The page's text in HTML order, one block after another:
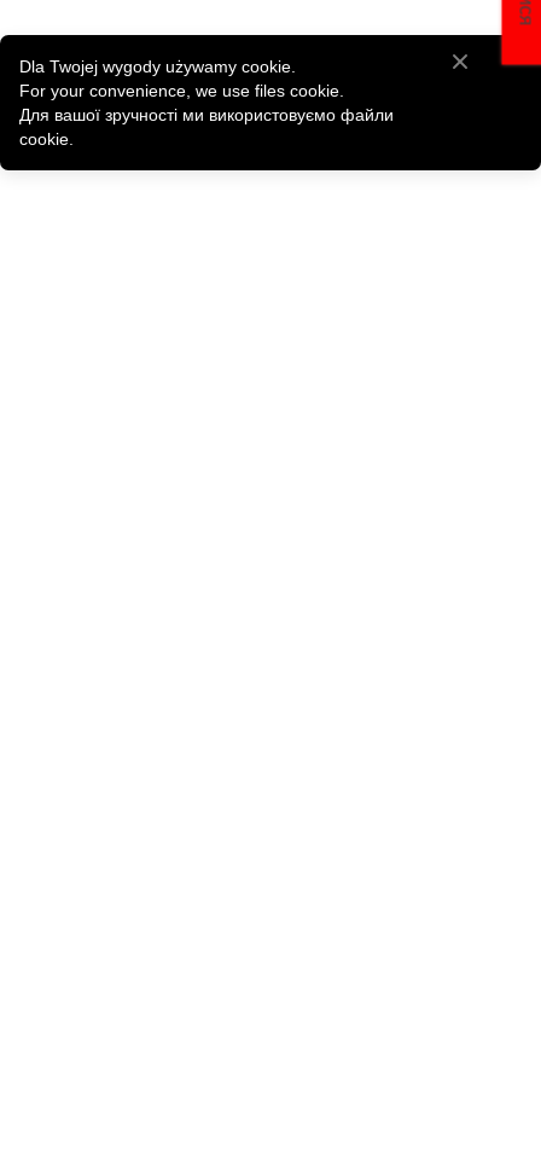
Dla Twojej wygody używamy cookie.
For your convenience, we use files cookie.
Для вашої зручності ми використовуємо файли
cookie.